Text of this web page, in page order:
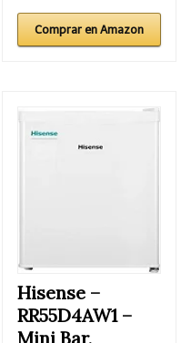
Comprar en Amazon
Hisense –
RR55D4AW1 –
Mini Bar,